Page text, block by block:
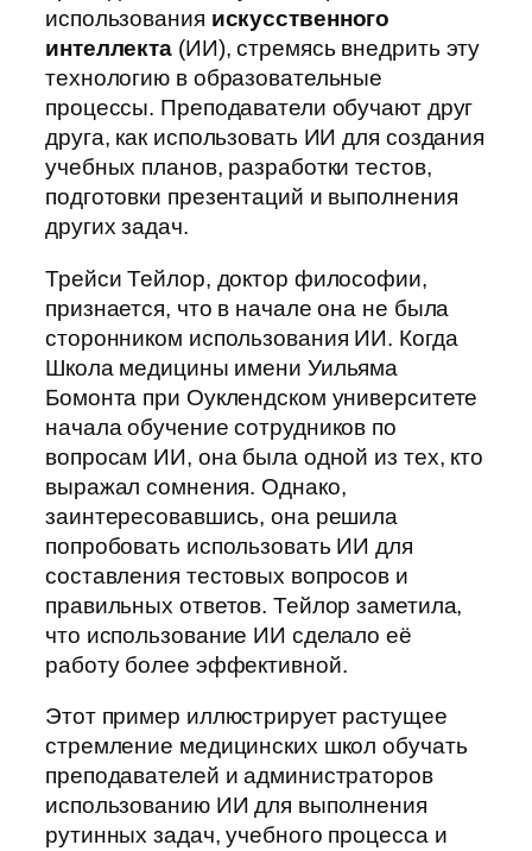
использования искусственного
интеллекта (ИИ), стремясь внедрить эту
технологию в образовательные
процессы. Преподаватели обучают друг
друга, как использовать ИИ для создания
учебных планов, разработки тестов,
подготовки презентаций и выполнения
других задач.
Трейси Тейлор, доктор философии,
признается, что в начале она не была
сторонником использования ИИ. Когда
Школа медицины имени Уильяма
Бомонта при Оуклендском университете
начала обучение сотрудников по
вопросам ИИ, она была одной из тех, кто
выражал сомнения. Однако,
заинтересовавшись, она решила
попробовать использовать ИИ для
составления тестовых вопросов и
правильных ответов. Тейлор заметила,
что использование ИИ сделало её
работу более эффективной.
Этот пример иллюстрирует растущее
стремление медицинских школ обучать
преподавателей и администраторов
использованию ИИ для выполнения
рутинных задач, учебного процесса и